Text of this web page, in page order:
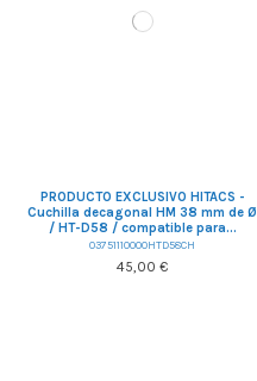
PRODUCTO EXCLUSIVO HITACS -
Cuchilla decagonal HM 38 mm de Ø
/ HT-D58 / compatible para...
03751110000HTD58CH
45,00 €